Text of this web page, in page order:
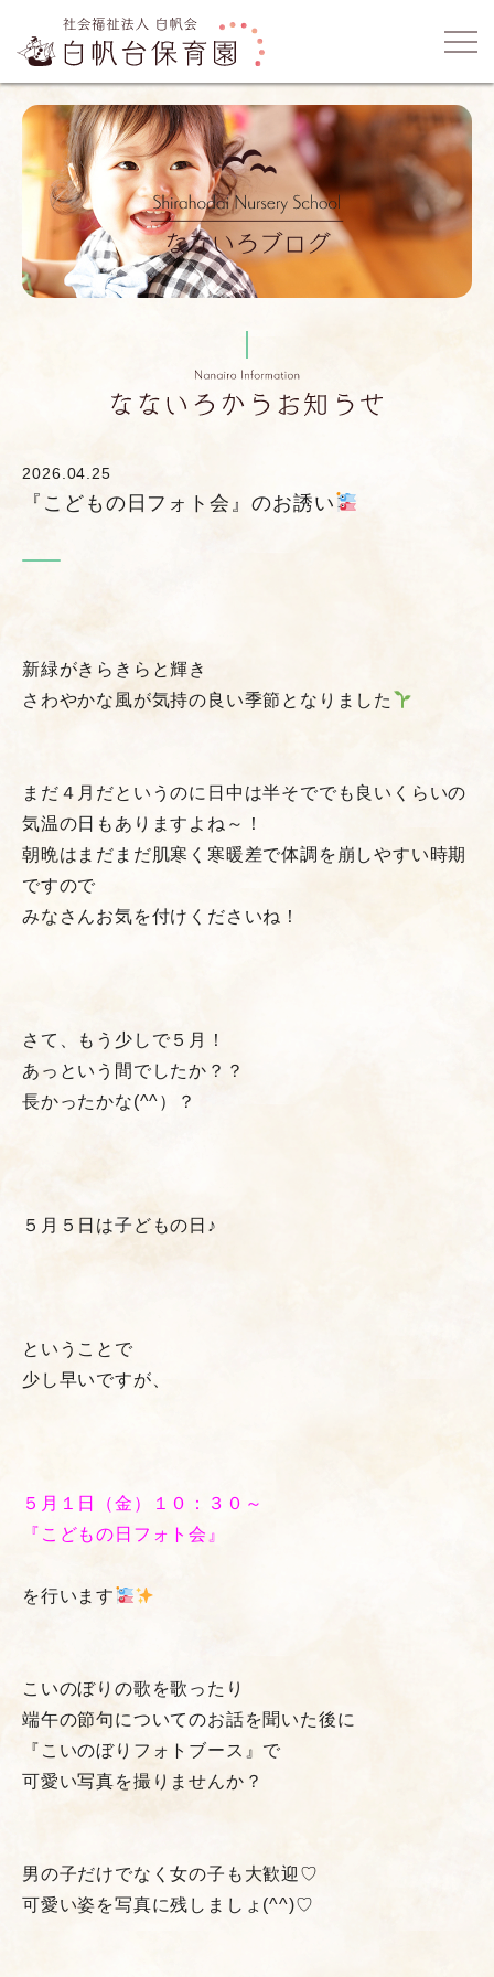
2026.04.25
『こどもの日フォト会』のお誘い
新緑がきらきらと輝き
さわやかな風が気持の良い季節となりました
まだ４月だというのに日中は半そででも良いくらいの
気温の日もありますよね～！
朝晩はまだまだ肌寒く寒暖差で体調を崩しやすい時期
ですので
みなさんお気を付けくださいね！
さて、もう少しで５月！
あっという間でしたか？？
長かったかな(^^）？
５月５日は子どもの日♪
ということで
少し早いですが、
５月１日（金）１０：３０～
『こどもの日フォト会』
を行います
こいのぼりの歌を歌ったり
端午の節句についてのお話を聞いた後に
『こいのぼりフォトブース』で
可愛い写真を撮りませんか？
男の子だけでなく女の子も大歓迎♡
可愛い姿を写真に残しましょ(^^)♡